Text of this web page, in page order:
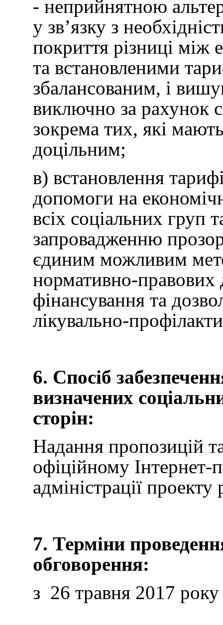
- неприйнятною
у зв’язку з
покриття різниці між
та встановленими
збалансованим, і
виключно за рахунок
зокрема тих, які
доцільним;
в) встановлення
допомоги на
всіх соціальних груп
запровадженню
єдиним можливим
нормативно-правових
фінансування та
лікувально-
6. Спосіб
визначених
сторін:
Надання пропозицій
офіційному Інтернет-
адміністрації
7. Терміни
обговорення:
з 26 травня 2017